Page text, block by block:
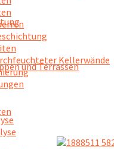
und Terrassen
Kellerwände